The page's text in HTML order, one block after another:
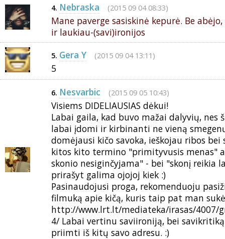
4. Nebraska (2015 09 04 08:33)
Mane paverge sasiskinė kepurė. Be
ir laukiau-(savi)ironijos
5. Gera Y (2015 09 04 13:11)
5
6. Nesvarbic (2015 09 05 10:43)
Visiems DIDELIAUSIAS dėkui!
Labai gaila, kad buvo mažai dalyvių, nes
labai įdomi ir kirbinanti ne vieną
domėjausi kičo savoka, ieškojau ribos
kitos kito termino "primityvusis menas"
skonio nesiginčyjama" - bei "skonį reikia
prirašyt galima ojojoj kiek :)
Pasinaudojusi proga, rekomenduoju
filmuką apie kičą, kuris taip pat man
http://www.lrt.lt/mediateka/irasas/4007/
4/ Labai vertinu saviironiją, bei
priimti iš kitų savo adresu. :)